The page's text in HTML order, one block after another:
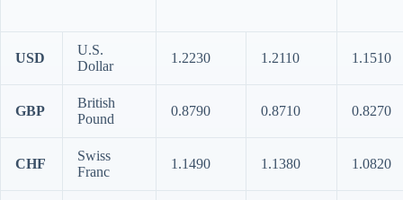
USD
U.S.
Dollar
1.2230 1.2110 1.1510
GBP
British
Pound
0.8790 0.8710 0.8270
CHF
Swiss
Franc
1.1490 1.1380 1.0820